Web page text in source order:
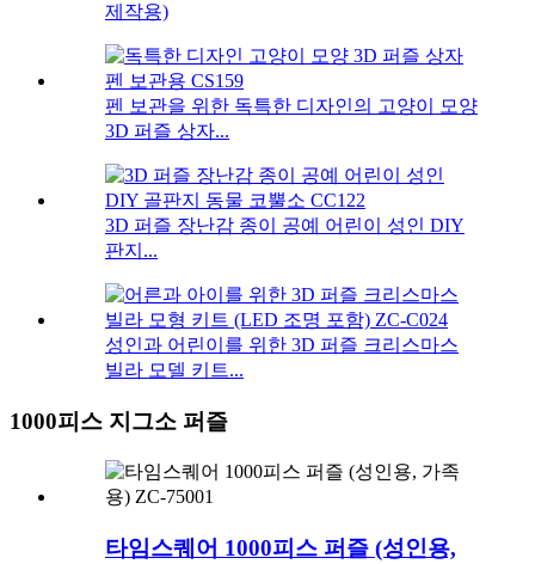
제작용)
펜 보관을 위한 독특한 디자인의 고양이 모양
3D 퍼즐 상자...
3D 퍼즐 장난감 종이 공예 어린이 성인 DIY
판지...
성인과 어린이를 위한 3D 퍼즐 크리스마스
빌라 모델 키트...
1000피스 지그소 퍼즐
타임스퀘어 1000피스 퍼즐 (성인용,